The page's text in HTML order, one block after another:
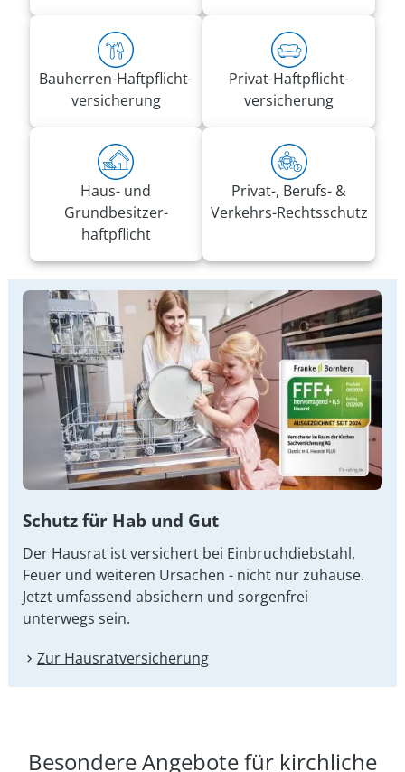
Bauherren-Haft­pflicht­
versicherung
Privat-Haft­pflicht­
versicherung
Haus- und
Grundbesitzer­
haftpflicht
Privat-, Berufs- &
Verkehrs-Rechtsschutz
Schutz für Hab und Gut
Der Hausrat ist versichert bei Einbruchdiebstahl,
Feuer und weiteren Ursachen - nicht nur zuhause.
Jetzt umfassend absichern und sorgenfrei
unterwegs sein.
Zur Hausrat­versicherung
Besondere Angebote für kirchliche